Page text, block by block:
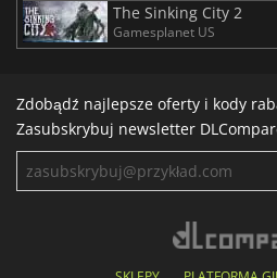
The Sinking City 2
Gamesplanet US
Zdobądź najlepsze oferty i kody
Zasubskrybuj newsletter